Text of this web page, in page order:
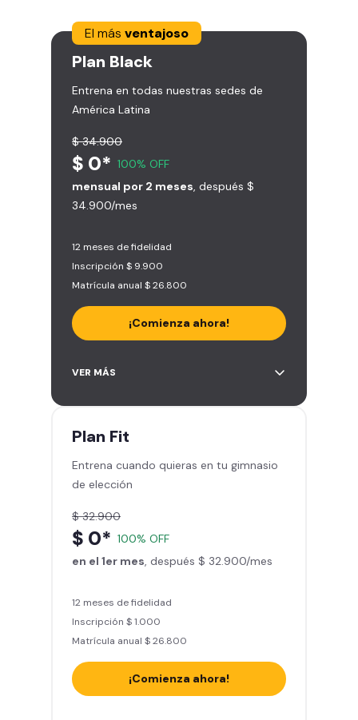
El más ventajoso
Plan Black
Entrena en todas nuestras sedes de
América Latina
$ 34.900
$ 0* 100% OFF
mensual por 2 meses , después $
34.900/mes
12 meses de fidelidad
Inscripción $ 9.900
Matrícula anual $ 26.800
¡Comienza ahora!
Acceso a más de 2.000 gimnasios
5 invitaciones al mes en el
1 Pase VIP de 15 días para un amigo
Smart Fit app – Tu plan de
entrenamiento personalizado
Actívate y baila
Acceso a todas las áreas del
gimnasio - peso libre, peso
grupales
VER MÁS
Plan Fit
Entrena cuando quieras en tu gimnasio
de elección
$ 32.900
$ 0* 100% OFF
en el 1er mes , después $ 32.900/mes
12 meses de fidelidad
Inscripción $ 1.000
Matrícula anual $ 26.800
¡Comienza ahora!